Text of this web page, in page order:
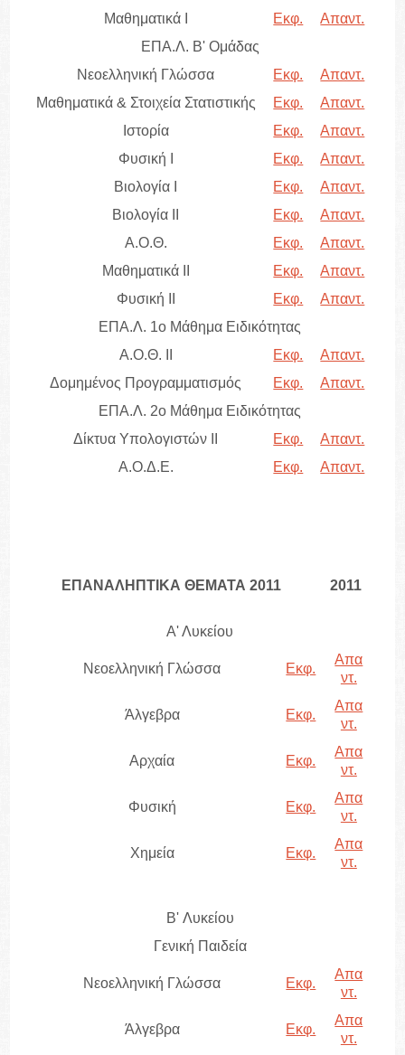
Μαθηματικά Ι
Εκφ.
Απαντ.
ΕΠΑ.Λ. Β' Ομάδας
Νεοελληνική Γλώσσα
Εκφ.
Απαντ.
Μαθηματικά & Στοιχεία Στατιστικής
Εκφ.
Απαντ.
Ιστορία
Εκφ.
Απαντ.
Φυσική I
Εκφ.
Απαντ.
Βιολογία I
Εκφ.
Απαντ.
Βιολογία II
Εκφ.
Απαντ.
Α.Ο.Θ.
Εκφ.
Απαντ.
Μαθηματικά II
Εκφ.
Απαντ.
Φυσική II
Εκφ.
Απαντ.
ΕΠΑ.Λ. 1ο Μάθημα Ειδικότητας
Α.Ο.Θ. ΙΙ
Εκφ.
Απαντ.
Δομημένος Προγραμματισμός
Εκφ.
Απαντ.
ΕΠΑ.Λ. 2ο Μάθημα Ειδικότητας
Δίκτυα Υπολογιστών ΙΙ
Εκφ.
Απαντ.
Α.Ο.Δ.Ε.
Εκφ. Απαντ.
ΕΠΑΝΑΛΗΠΤΙΚΑ ΘΕΜΑΤΑ 2011 2011
Α' Λυκείου
Νεοελληνική Γλώσσα Εκφ.
Απα
ντ.
Άλγεβρα Εκφ.
Απα
ντ.
Αρχαία Εκφ.
Απα
ντ.
Φυσική Εκφ.
Απα
ντ.
Χημεία Εκφ.
Απα
ντ.
B' Λυκείου
Γενική Παιδεία
Νεοελληνική Γλώσσα Εκφ.
Απα
ντ.
Άλγεβρα Εκφ.
Απα
ντ.